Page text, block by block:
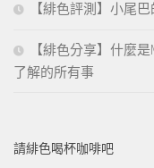
【緋色評測】小尾
【緋色分享】什麼
了解的所有事
請緋色喝杯咖啡吧